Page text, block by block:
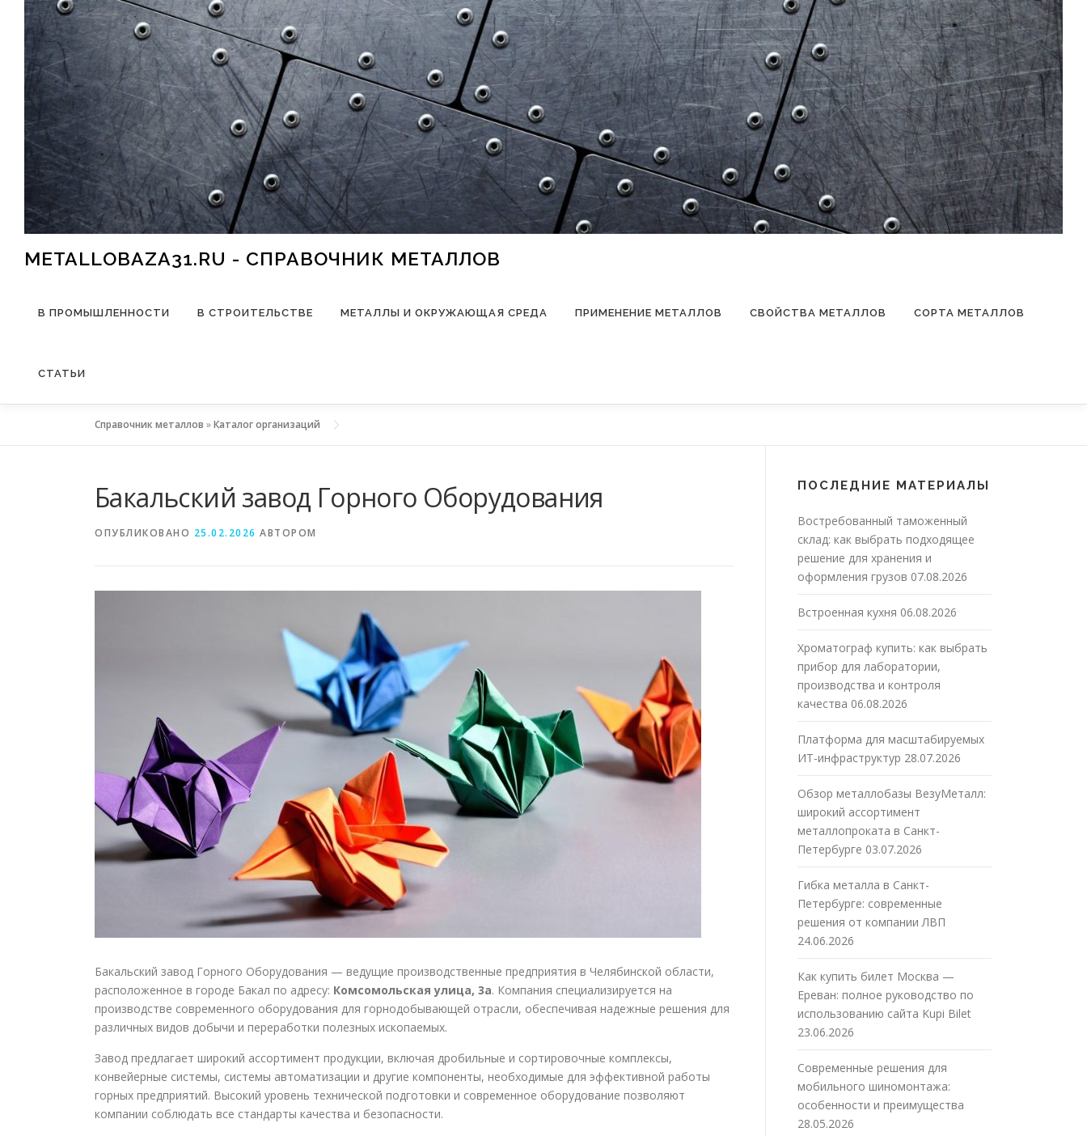
Перейти к содержимому
METALLOBAZA31.RU - СПРАВОЧНИК МЕТАЛЛОВ
В ПРОМЫШЛЕННОСТИ В СТРОИТЕЛЬСТВЕ МЕТАЛЛЫ И ОКРУЖАЮЩАЯ СРЕДА ПРИМЕНЕНИЕ МЕТАЛЛОВ СВОЙСТВА МЕТАЛЛОВ СОРТА МЕТАЛЛОВ
СТАТЬИ
Справочник металлов »Каталог организаций
Бакальский завод Горного Оборудования
ОПУБЛИКОВАНО 25.02.2026 АВТОРОМ
Бакальский завод Горного Оборудования — ведущие производственные предприятия в Челябинской области,
расположенное в городе Бакал по адресу: Комсомольская улица, 3а. Компания специализируется на
производстве современного оборудования для горнодобывающей отрасли, обеспечивая надежные решения для
различных видов добычи и переработки полезных ископаемых.
Завод предлагает широкий ассортимент продукции, включая дробильные и сортировочные комплексы,
конвейерные системы, системы автоматизации и другие компоненты, необходимые для эффективной работы
горных предприятий. Высокий уровень технической подготовки и современное оборудование позволяют
компании соблюдать все стандарты качества и безопасности.
ПОСЛЕДНИЕ МАТЕРИАЛЫ
Востребованный таможенный
склад: как выбрать подходящее
решение для хранения и
оформления грузов 07.08.2026
Встроенная кухня 06.08.2026
Хроматограф купить: как выбрать
прибор для лаборатории,
производства и контроля
качества 06.08.2026
Платформа для масштабируемых
ИТ-инфраструктур 28.07.2026
Обзор металлобазы ВезуМеталл:
широкий ассортимент
металлопроката в Санкт-
Петербурге 03.07.2026
Гибка металла в Санкт-
Петербурге: современные
решения от компании ЛВП
24.06.2026
Как купить билет Москва —
Ереван: полное руководство по
использованию сайта Kupi Bilet
23.06.2026
Современные решения для
мобильного шиномонтажа:
особенности и преимущества
28.05.2026